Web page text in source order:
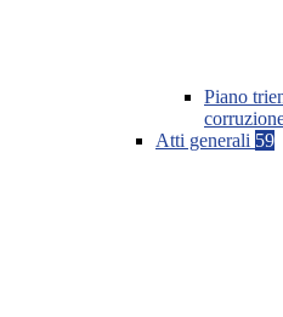
Piano
Atti generali 59